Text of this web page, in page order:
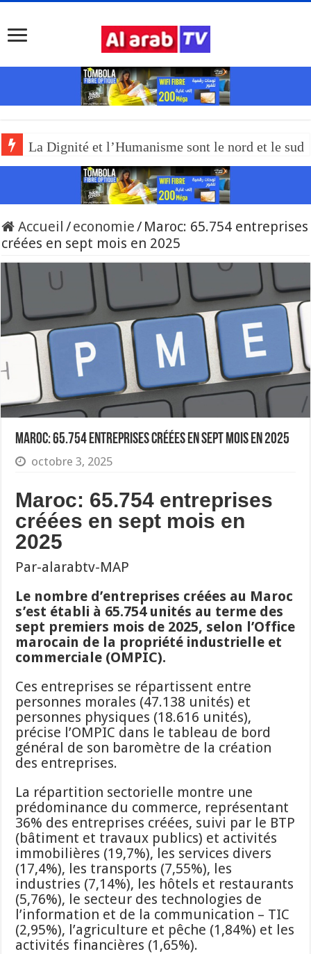
La Dignité et l’Humanisme sont le nord et le
Accueil /economie/ Maroc: 65.754 entreprises
créées en sept mois en 2025
Maroc: 65.754 entreprises créées en sept mois en 2025
octobre 3, 2025
Maroc: 65.754 entreprises
créées en sept mois en
2025
Par-alarabtv-MAP
Le nombre d’entreprises créées au Maroc
s’est établi à 65.754 unités au terme des
sept premiers mois de 2025, selon l’Office
marocain de la propriété industrielle et
commerciale (OMPIC).
Ces entreprises se répartissent entre
personnes morales (47.138 unités) et
personnes physiques (18.616 unités),
précise l’OMPIC dans le tableau de bord
général de son baromètre de la création
des entreprises.
La répartition sectorielle montre une
prédominance du commerce, représentant
36% des entreprises créées, suivi par le BTP
(bâtiment et travaux publics) et activités
immobilières (19,7%), les services divers
(17,4%), les transports (7,55%), les
industries (7,14%), les hôtels et restaurants
(5,76%), le secteur des technologies de
l’information et de la communication – TIC
(2,95%), l’agriculture et pêche (1,84%) et les
activités financières (1,65%).